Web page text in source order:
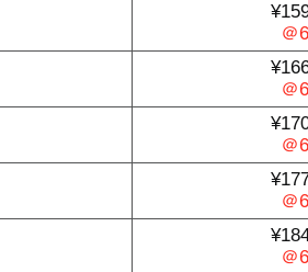
＠
＠
＠
＠
＠